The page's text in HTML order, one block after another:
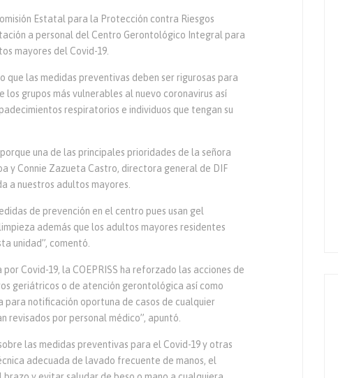
Estatal para la Protección contra Riesgos
a personal del Centro Gerontológico Integral para
mayores del Covid-19.
que las medidas preventivas deben ser rigurosas para
grupos más vulnerables al nuevo coronavirus así
respiratorios e individuos que tengan su
una de las principales prioridades de la señora
y Connie Zazueta Castro, directora general de DIF
a nuestros adultos mayores.
de prevención en el centro pues usan gel
además que los adultos mayores residentes
unidad”, comentó.
Covid-19, la COEPRISS ha reforzado las acciones de
geriátricos o de atención gerontológica así como
para notificación oportuna de casos de cualquier
revisados por personal médico”, apuntó.
las medidas preventivas para el Covid-19 y otras
adecuada de lavado frecuente de manos, el